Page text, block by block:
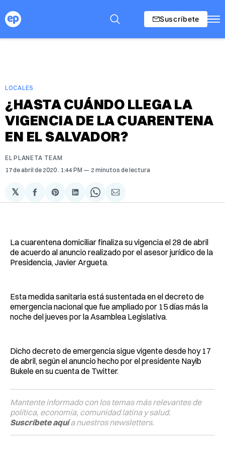
Suscríbete
LOCALES
¿HASTA CUÁNDO LLEGA LA
VIGENCIA DE LA CUARENTENA
EN EL SALVADOR?
EL PLANETA TEAM
17 de abril de 2020 . 1:44 PM 2 minutos de lectura
𝕏
Compartir
en
Share
on
Compartir
en
Share
on
Compartir
via
La cuarentena domiciliar finaliza su vigencia el 28 de abril
de acuerdo al anuncio realizado por el asesor jurídico de la
Presidencia, Javier Argueta.
Esta medida sanitaria está sustentada en el decreto de
emergencia nacional que fue ampliado por 15 días más la
noche del jueves por la Asamblea Legislativa.
Dicho decreto de emergencia sigue vigente desde hoy 17
de abril, según el anuncio hecho por el presidente Nayib
Bukele en su cuenta de Twitter.
Mantente informado con los temas más relevantes de
política, economía, comunidad latina y salud.
Suscríbete aquía nuestros newsletters.